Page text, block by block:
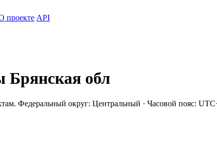
проекте API
Брянская обл
Федеральный округ: Центральный · Часовой пояс: